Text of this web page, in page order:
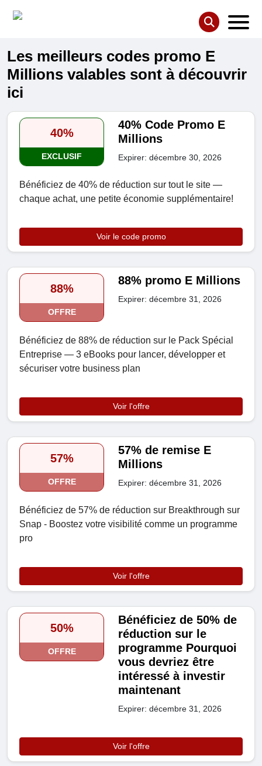
Les meilleurs codes promo E
Millions valables sont à découvrir
ici
40%
EXCLUSIF
40% Code Promo E
Millions
Expirer: décembre 30, 2026
Bénéficiez de 40% de réduction sur tout le site —
chaque achat, une petite économie supplémentaire!
Voir le code promo
88%
OFFRE
88% promo E Millions
Expirer: décembre 31, 2026
Bénéficiez de 88% de réduction sur le Pack Spécial
Entreprise — 3 eBooks pour lancer, développer et
sécuriser votre business plan
Voir l'offre
57%
OFFRE
57% de remise E
Millions
Expirer: décembre 31, 2026
Bénéficiez de 57% de réduction sur Breakthrough sur
Snap - Boostez votre visibilité comme un programme
pro
Voir l'offre
50%
OFFRE
Bénéficiez de 50% de
réduction sur le
programme Pourquoi
vous devriez être
intéressé à investir
maintenant
Expirer: décembre 31, 2026
Voir l'offre